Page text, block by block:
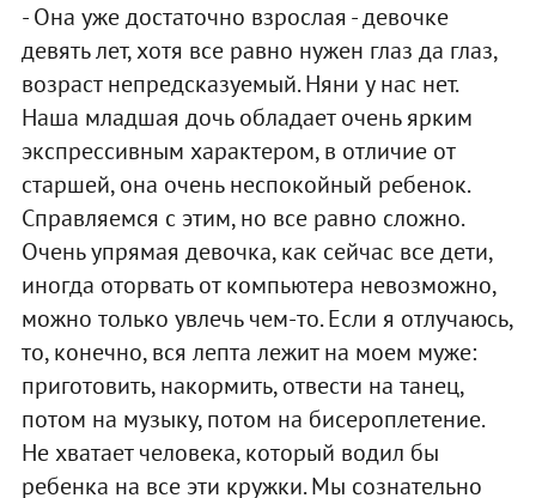
- Она уже достаточно взрослая - девочке
девять лет, хотя все равно нужен глаз да глаз,
возраст непредсказуемый. Няни у нас нет.
Наша младшая дочь обладает очень ярким
экспрессивным характером, в отличие от
старшей, она очень неспокойный ребенок.
Справляемся с этим, но все равно сложно.
Очень упрямая девочка, как сейчас все дети,
иногда оторвать от компьютера невозможно,
можно только увлечь чем-то. Если я отлучаюсь,
то, конечно, вся лепта лежит на моем муже:
приготовить, накормить, отвести на танец,
потом на музыку, потом на бисероплетение.
Не хватает человека, который водил бы
ребенка на все эти кружки. Мы сознательно